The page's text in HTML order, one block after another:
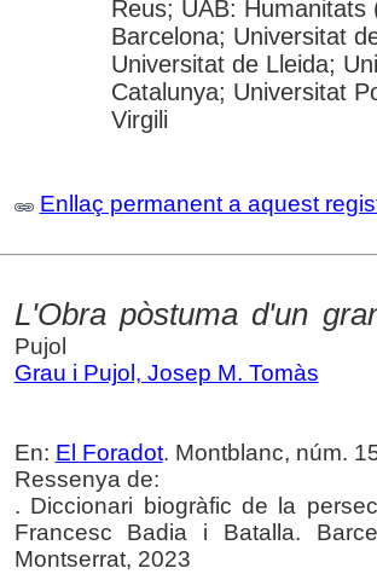
Reus; UAB:
Barcelona; Universitat
Universitat de Lleida;
Catalunya; Universitat
Virgili
Enllaç permanent a aquest
L'Obra pòstuma d'un
Pujol
Grau i Pujol, Josep M. Tomàs
En: El Foradot. Montblanc, núm.
Ressenya de:
. Diccionari biogràfic de la
Francesc Badia i Batalla.
Montserrat, 2023